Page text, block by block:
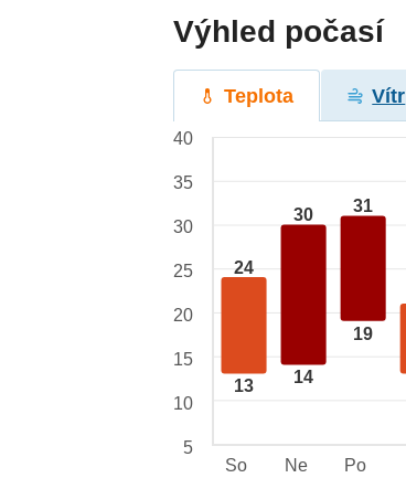
Výhled počasí
Teplota Vítr
24
13
30
14
31
19
40
35
30
25
20
15
10
5
So
Ne Po